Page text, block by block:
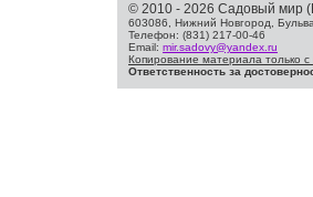
© 2010 - 2026 Садовый мир
603086, Нижний Новгород,
Телефон: (831) 217-00-46
Email: mir.sadovy@yandex.ru
Копирование материала только
Ответственность за